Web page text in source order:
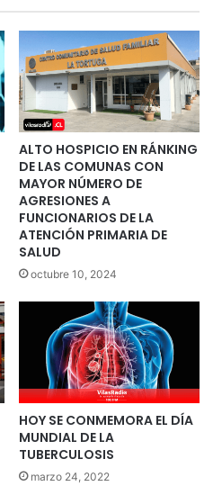
ALTO HOSPICIO EN RÁNKING
DE LAS COMUNAS CON
MAYOR NÚMERO DE
AGRESIONES A
FUNCIONARIOS DE LA
ATENCIÓN PRIMARIA DE
SALUD
octubre 10, 2024
HOY SE CONMEMORA EL DÍA
MUNDIAL DE LA
TUBERCULOSIS
marzo 24, 2022